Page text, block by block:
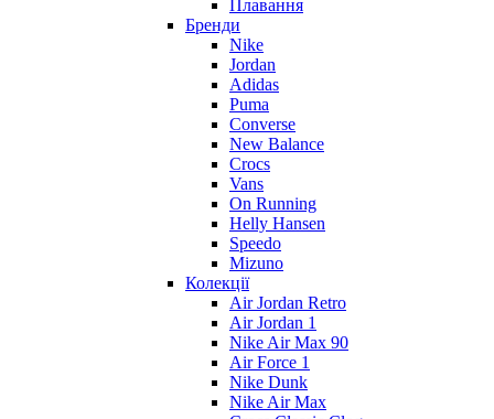
Плавання
Бренди
Nike
Jordan
Adidas
Puma
Converse
New Balance
Crocs
Vans
On Running
Helly Hansen
Speedo
Mizuno
Колекції
Air Jordan Retro
Air Jordan 1
Nike Air Max 90
Air Force 1
Nike Dunk
Nike Air Max